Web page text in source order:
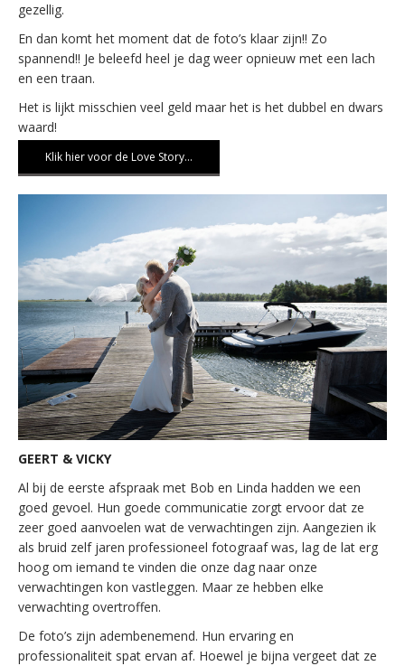
gezellig.
En dan komt het moment dat de foto’s klaar zijn!! Zo
spannend!! Je beleefd heel je dag weer opnieuw met een lach
en een traan.
Het is lijkt misschien veel geld maar het is het dubbel en dwars
waard!
Klik hier voor de Love Story…
GEERT & VICKY
Al bij de eerste afspraak met Bob en Linda hadden we een
goed gevoel. Hun goede communicatie zorgt ervoor dat ze
zeer goed aanvoelen wat de verwachtingen zijn. Aangezien ik
als bruid zelf jaren professioneel fotograaf was, lag de lat erg
hoog om iemand te vinden die onze dag naar onze
verwachtingen kon vastleggen. Maar ze hebben elke
verwachting overtroffen.
De foto’s zijn adembenemend. Hun ervaring en
professionaliteit spat ervan af. Hoewel je bijna vergeet dat ze